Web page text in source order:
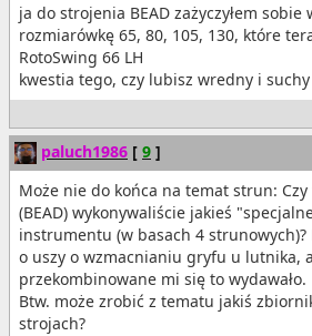
ja do strojenia BEAD zażyczyłem sobie
rozmiarówkę 65, 80, 105, 130, które
RotoSwing 66 LH
kwestia tego, czy lubisz wredny i
paluch1986 [ 9 ]
Może nie do końca na temat strun:
(BEAD) wykonywaliście jakieś
instrumentu (w basach 4 strunowych)?
o uszy o wzmacnianiu gryfu u lutnika,
przekombinowane mi się to wydawało.
Btw. może zrobić z tematu jakiś
strojach?